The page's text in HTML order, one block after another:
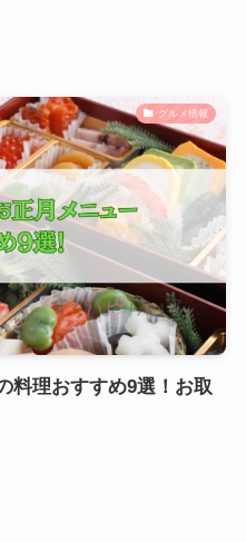
グルメ情報
料理おすすめ9選！お取